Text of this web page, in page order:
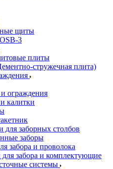
щиты
3
плиты
стружечная плита)
ограждения
калитки
для заборных столбов
заборы
забора и проволока
забора и комплектующие
системы